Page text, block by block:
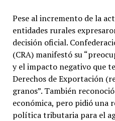
Pese al incremento de la
entidades rurales
decisión oficial.
(CRA) manifestó su
y el impacto negativo que
Derechos de Exportación
granos”. También
económica, pero pidió una
política tributaria para el